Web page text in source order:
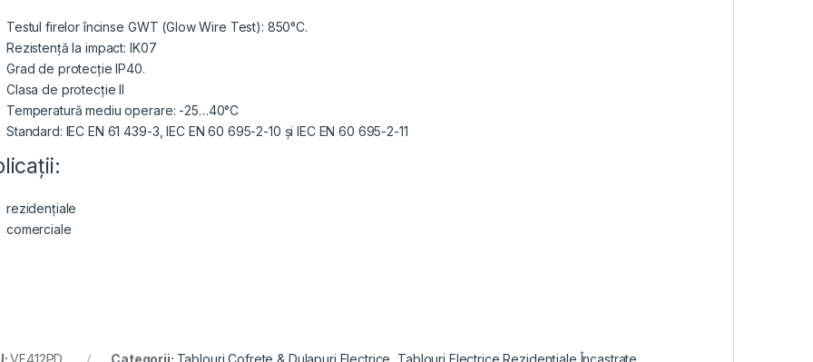
Testul firelor încinse GWT (Glow Wire Test): 850°C.
Rezistență la impact: IK07
Grad de protecție IP40.
Clasa de protecție II
Temperatură mediu operare: -25…40°C
Standard: IEC EN 61 439-3, ΙΕC EN 60 695-2-10 și IEC EN 60 695-2-11
rezidențiale
comerciale